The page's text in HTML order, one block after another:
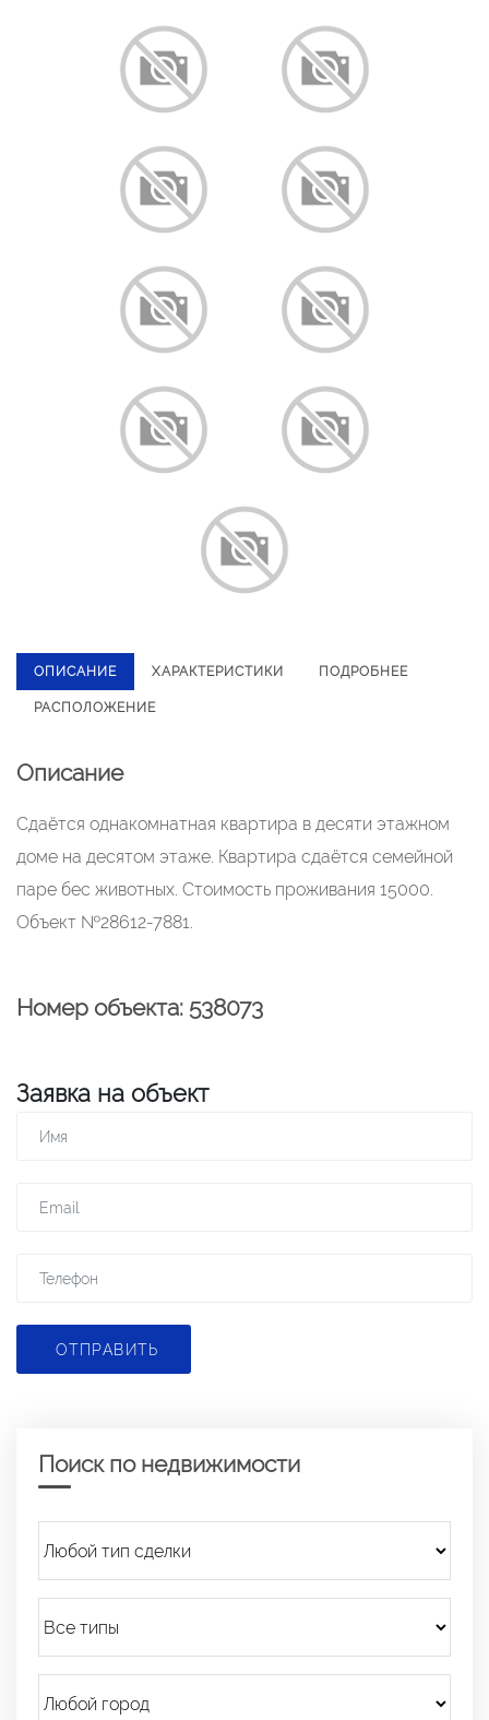
ОПИСАНИЕ ХАРАКТЕРИСТИКИ ПОДРОБНЕЕ
РАСПОЛОЖЕНИЕ
Описание
Сдаётся однакомнатная квартира в десяти этажном
доме на десятом этаже. Квартира сдаётся семейной
паре бес животных. Стоимость проживания 15000.
Объект №28612-7881.
Номер объекта: 538073
Заявка на объект
ОТПРАВИТЬ
Поиск по недвижимости